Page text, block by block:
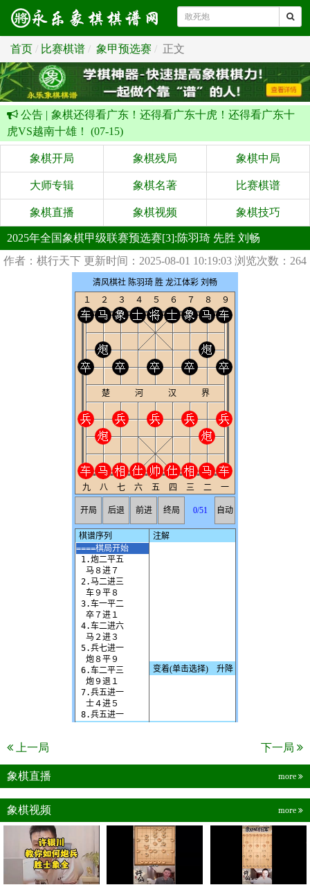
首页 比赛棋谱 象甲预选赛 正文
公告 | 象棋还得看广东！还得看广东十虎！还得看广东十
虎VS越南十雄！ (07-15)
象棋开局 象棋残局 象棋中局
大师专辑 象棋名著 比赛棋谱
象棋直播 象棋视频 象棋技巧
2025年全国象棋甲级联赛预选赛[3]:陈羽琦 先胜 刘畅
作者：棋行天下 更新时间：2025-08-01 10:19:03 浏览次数：264
上一局 下一局
象棋直播 more
象棋视频 more